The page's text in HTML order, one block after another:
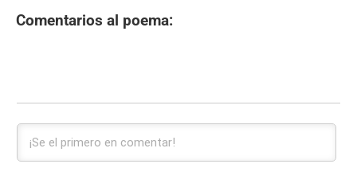
Comentarios al poema: